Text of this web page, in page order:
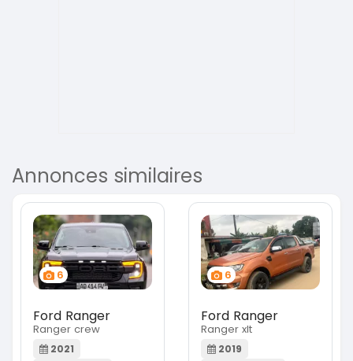
Annonces similaires
6
Ford Ranger
Ranger crew
2021
6
Ford Ranger
Ranger xlt
2019